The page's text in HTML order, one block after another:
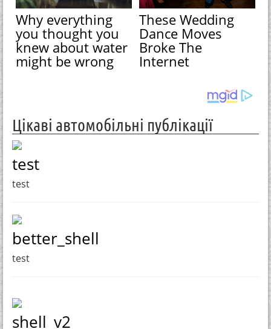
Why everything
you thought you
knew about water
might be wrong
These Wedding
Dance Moves
Broke The
Internet
Цікаві автомобільні публікації
test
test
better_shell
test
shell_v2